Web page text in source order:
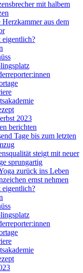
mit halbem
Herzkammer aus dem
eigentlich?
2023
berichten
Tage bis zum letzten
steigt mit neuer
sprungartig
zurück ins Leben
ernst nehmen
eigentlich?